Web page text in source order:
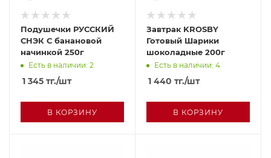
Подушечки РУССКИЙ
СНЭК С банановой
начинкой 250г
Есть в наличии: 2
1 345 тг./шт
В КОРЗИНУ
Завтрак KROSBY
Готовый Шарики
шоколадные 200г
Есть в наличии: 4
1 440 тг./шт
В КОРЗИНУ